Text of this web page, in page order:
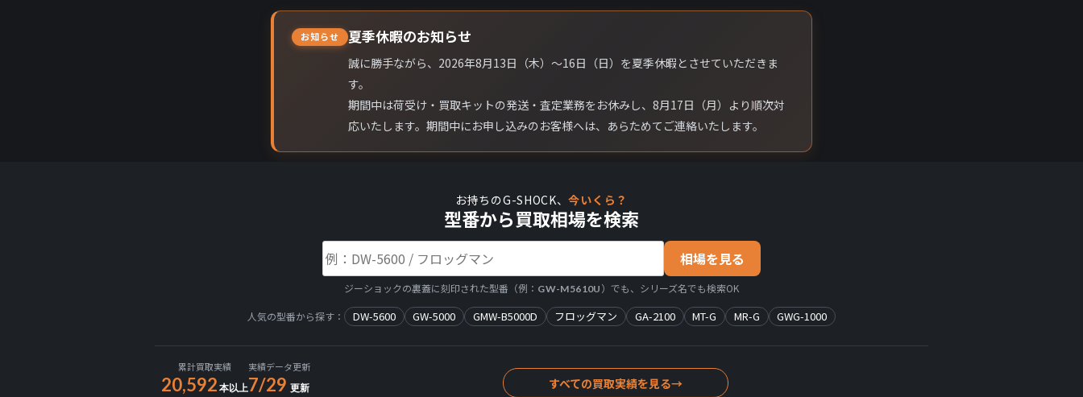
お知らせ 夏季休暇のお知らせ
誠に勝手ながら、2026年8月13日（木）〜16日（日）を夏季休暇とさせていただきま
す。
期間中は荷受け・買取キットの発送・査定業務をお休みし、8月17日（月）より順次対
応いたします。期間中にお申し込みのお客様へは、あらためてご連絡いたします。
お持ちのG-SHOCK、今いくら？
型番から買取相場を検索
相場を見る
ジーショックの裏蓋に刻印された型番（例： GW-M5610U ）でも、シリーズ名でも検索OK
人気の型番から探す： DW-5600 GW-5000 GMW-B5000D フロッグマン GA-2100 MT-G MR-G GWG-1000
累計買取実績
20,592 本以上
実績データ更新
7/29 更新 すべての買取実績を見る→